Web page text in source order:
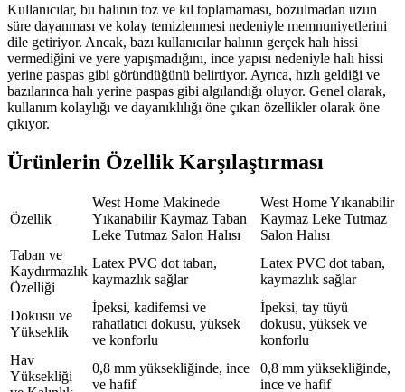
Kullanıcılar, bu halının toz ve kıl toplamaması, bozulmadan uzun
süre dayanması ve kolay temizlenmesi nedeniyle memnuniyetlerini
dile getiriyor. Ancak, bazı kullanıcılar halının gerçek halı hissi
vermediğini ve yere yapışmadığını, ince yapısı nedeniyle halı hissi
yerine paspas gibi göründüğünü belirtiyor. Ayrıca, hızlı geldiği ve
bazılarınca halı yerine paspas gibi algılandığı oluyor. Genel olarak,
kullanım kolaylığı ve dayanıklılığı öne çıkan özellikler olarak öne
çıkıyor.
Ürünlerin Özellik Karşılaştırması
Özellik
West Home Makinede
Yıkanabilir Kaymaz Taban
Leke Tutmaz Salon Halısı
West Home Yıkanabilir
Kaymaz Leke Tutmaz
Salon Halısı
Taban ve
Kaydırmazlık
Özelliği
Latex PVC dot taban,
kaymazlık sağlar
Latex PVC dot taban,
kaymazlık sağlar
Dokusu ve
Yükseklik
İpeksi, kadifemsi ve
rahatlatıcı dokusu, yüksek
ve konforlu
İpeksi, tay tüyü
dokusu, yüksek ve
konforlu
Hav
Yüksekliği
0,8 mm yüksekliğinde, ince
ve hafif
0,8 mm yüksekliğinde,
ince ve hafif